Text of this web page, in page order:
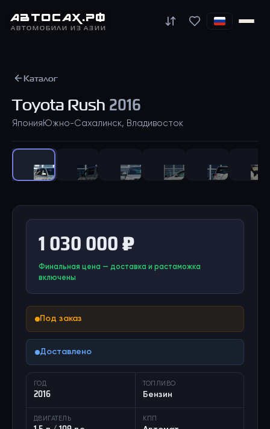
АВТОСАХ.РФ
АВТОМОБИЛИ ИЗ АЗИИ
Каталог
ToyotaRush 2016
Япония Южно-Сахалинск, Владивосток
1 030 000 ₽
Финальная цена — доставка и растаможка
включены
Под заказ
Доставлено
ГОД
2016
ТОПЛИВО
Бензин
ДВИГАТЕЛЬ КПП